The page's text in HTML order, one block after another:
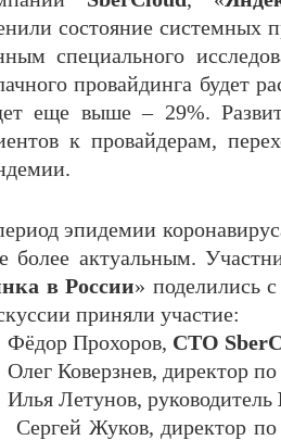
состояние системных
специального
провайдинга будет
еще выше – 29%.
к провайдерам,
эпидемии
более актуальным.
в России» поделились
приняли участие:
Прохоров, CTO
Коверзнев, директор
Летунов, руководитель
Жуков, директор по